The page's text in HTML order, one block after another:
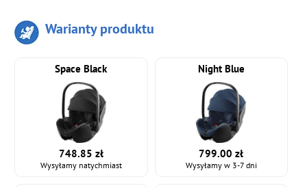
Warianty produktu
Space Black
748.85 zł
Wysyłamy natychmiast
Night Blue
799.00 zł
Wysyłamy w 3-7 dni